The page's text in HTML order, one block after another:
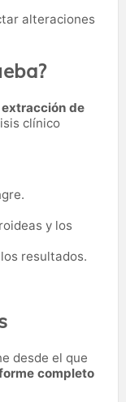
alteraciones
extracción de
clínico
y los
resultados.
desde el que
completo